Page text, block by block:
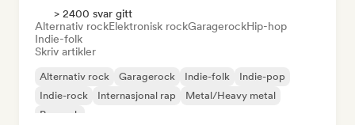
> 2400 svar gitt
Alternativ rockElektronisk rockGaragerockHip-hop
Indie-folk
Skriv artikler
Alternativ rock Garagerock Indie-folk
Indie-pop
Indie-rock
Internasjonal rap
Metal/Heavy metal
Poprock